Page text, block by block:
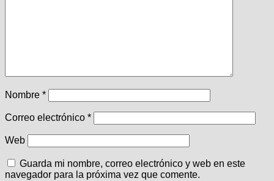
Nombre *
Correo electrónico *
Web
Guarda mi nombre, correo electrónico y web en este
navegador para la próxima vez que comente.